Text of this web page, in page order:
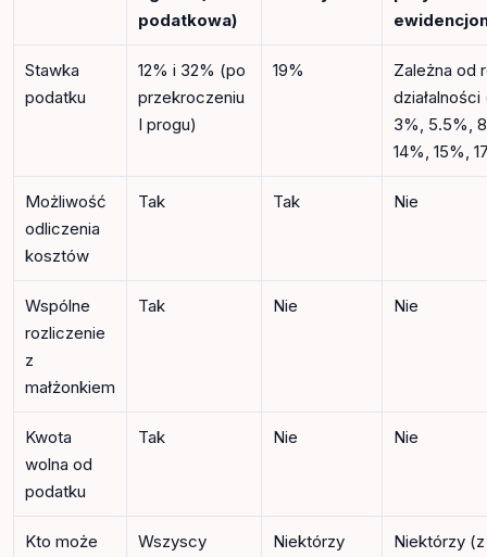
podatkowa)
Stawka
podatku
12% i 32% (po
przekroczeniu
I progu)
19%
Zależna od
3%, 5.5%,
14%, 15%,
Możliwość
odliczenia
kosztów
Tak Tak Nie
Wspólne
rozliczenie
z
małżonkiem
Tak Nie Nie
Kwota
wolna od
podatku
Tak Nie Nie
Kto może
Wszyscy
Niektórzy
Niektórzy